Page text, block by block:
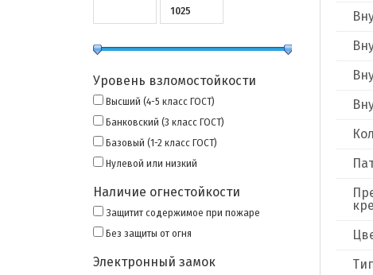
Уровень взломостойкости
Высший (4-5 класс ГОСТ)
Банковский (3 класс ГОСТ)
Базовый (1-2 класс ГОСТ)
Нулевой или низкий
Наличие огнестойкости
Защитит содержимое при пожаре
Без защиты от огня
Электронный замок